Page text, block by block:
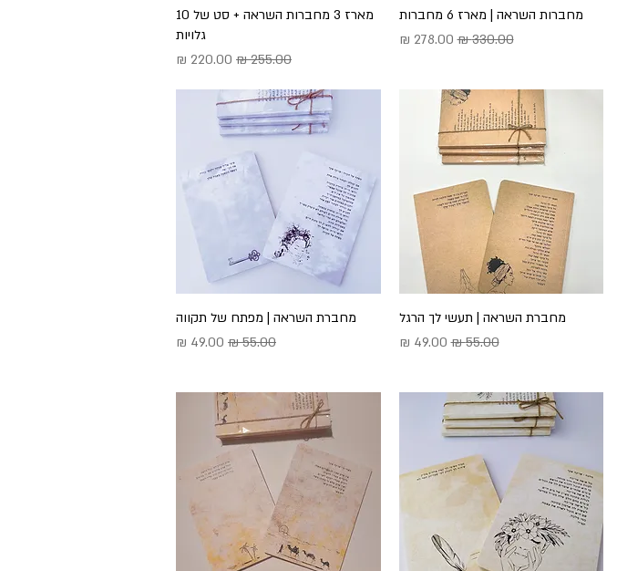
תצוגה מהירה
מחברות השראה | מארז 6 מחברות
מחיר רגיל‏330.00 ‏₪ מחיר מבצע
תצוגה מהירה
מארז 3 מחברות השראה + סט של 10
גלויות
מחיר רגיל מחיר מבצע
תצוגה מהירה
מחברת השראה | תעשי לך הרגל
מחיר רגיל‏55.00 ‏₪ מחיר מבצע
תצוגה מהירה
מחברת השראה | מפתח של תקווה
מחיר רגיל מחיר מבצע